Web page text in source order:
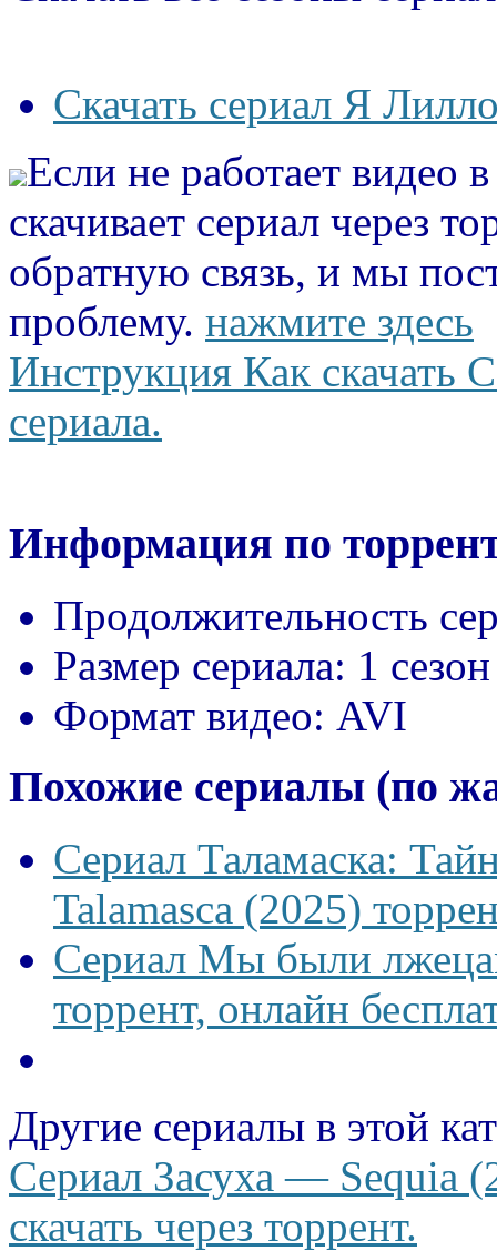
Скачать сериал Я
Если не работает видео
скачивает сериал через
обратную связь, и мы
проблему. нажмите здесь
Инструкция Как скачать
сериала.
Информация по
Продолжительность
Размер сериала: 1
Формат видео: AVI
Похожие сериалы (по
Сериал Таламаска:
Talamasca (2025)
Сериал Мы были
торрент, онлайн
Другие сериалы в этой
Сериал Засуха — Sequia
скачать через торрент.